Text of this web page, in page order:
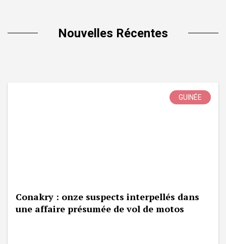
Nouvelles Récentes
GUINÉE
Conakry : onze suspects interpellés dans
une affaire présumée de vol de motos